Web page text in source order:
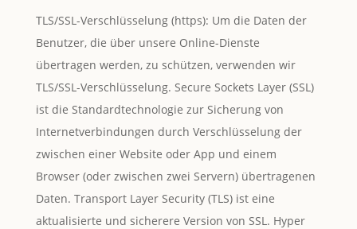
TLS/SSL-Verschlüsselung (https): Um die Daten der
Benutzer, die über unsere Online-Dienste
übertragen werden, zu schützen, verwenden wir
TLS/SSL-Verschlüsselung. Secure Sockets Layer (SSL)
ist die Standardtechnologie zur Sicherung von
Internetverbindungen durch Verschlüsselung der
zwischen einer Website oder App und einem
Browser (oder zwischen zwei Servern) übertragenen
Daten. Transport Layer Security (TLS) ist eine
aktualisierte und sicherere Version von SSL. Hyper